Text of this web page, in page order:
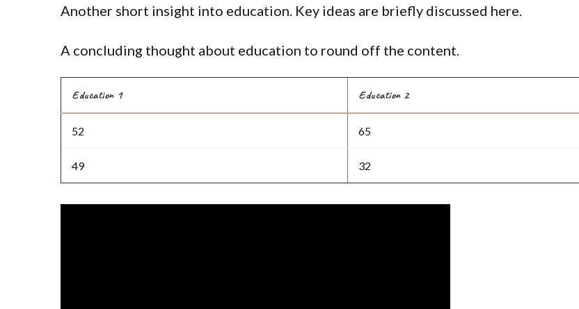
Another short insight into education. Key ideas are briefly discussed here.
A concluding thought about education to round off the content.
Education 1 Education 2
52 65
49 32